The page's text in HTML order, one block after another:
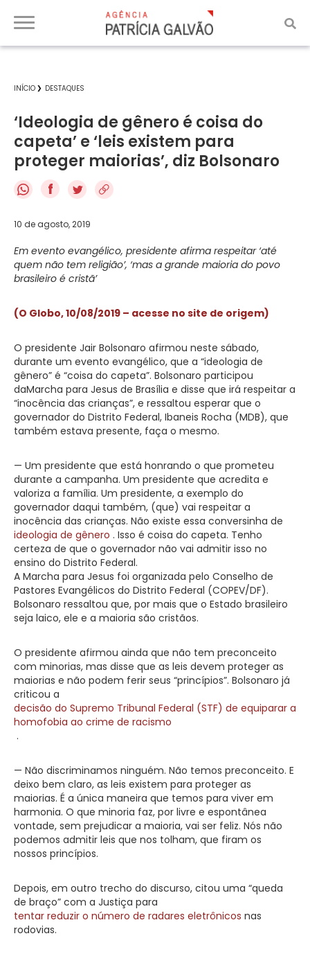
INÍCIO DESTAQUES
‘Ideologia de gênero é coisa do
capeta’ e ‘leis existem para
proteger maiorias’, diz Bolsonaro
f
10 de agosto, 2019
Em evento evangélico, presidente afirma respeitar ‘até
quem não tem religião’, ‘mas a grande maioria do povo
brasileiro é cristã’
(O Globo, 10/08/2019 – acesse no site de origem)
O presidente Jair Bolsonaro afirmou neste sábado,
durante um evento evangélico, que a “ideologia de
gênero” é “coisa do capeta”. Bolsonaro participou
daMarcha para Jesus de Brasília e disse que irá respeitar a
“inocência das crianças”, e ressaltou esperar que o
governador do Distrito Federal, Ibaneis Rocha (MDB), que
também estava presente, faça o mesmo.
— Um presidente que está honrando o que prometeu
durante a campanha. Um presidente que acredita e
valoriza a família. Um presidente, a exemplo do
governador daqui também, (que) vai respeitar a
inocência das crianças. Não existe essa conversinha de
ideologia de gênero . Isso é coisa do capeta. Tenho
certeza de que o governador não vai admitir isso no
ensino do Distrito Federal.
A Marcha para Jesus foi organizada pelo Conselho de
Pastores Evangélicos do Distrito Federal (COPEV/DF).
Bolsonaro ressaltou que, por mais que o Estado brasileiro
seja laico, ele e a maioria são cristãos.
O presidente afirmou ainda que não tem preconceito
com minorias, mas disse que as leis devem proteger as
maiorias e não podem ferir seus “princípios”. Bolsonaro já
criticou a
decisão do Supremo Tribunal Federal (STF) de equiparar a
homofobia ao crime de racismo
.
— Não discriminamos ninguém. Não temos preconceito. E
deixo bem claro, as leis existem para proteger as
maiorias. É a única maneira que temos para viver em
harmonia. O que minoria faz, por livre e espontânea
vontade, sem prejudicar a maioria, vai ser feliz. Nós não
podemos admitir leis que nos tolham, que firam os
nossos princípios.
Depois, em outro trecho do discurso, citou uma “queda
de braço” com a Justiça para
tentar reduzir o número de radares eletrônicos nas
rodovias.